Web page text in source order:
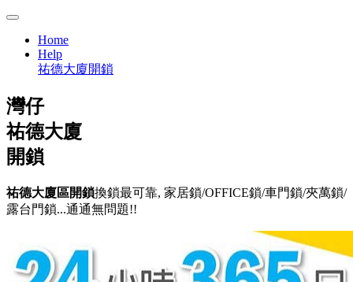
Home
Help
祐德大廈開鎖
灣仔
祐德大廈
開鎖
祐德大廈區開鎖換鎖最可靠, 家居鎖/OFFICE鎖/車門鎖/夾萬鎖/
露台門鎖...通通無問題!!